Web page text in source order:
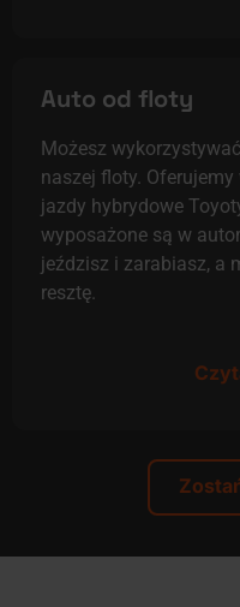
Auto od floty
Możesz
naszej floty. Oferujemy
jazdy hybrydowe
wyposażone są w
jeździsz i zarabiasz, a
resztę.